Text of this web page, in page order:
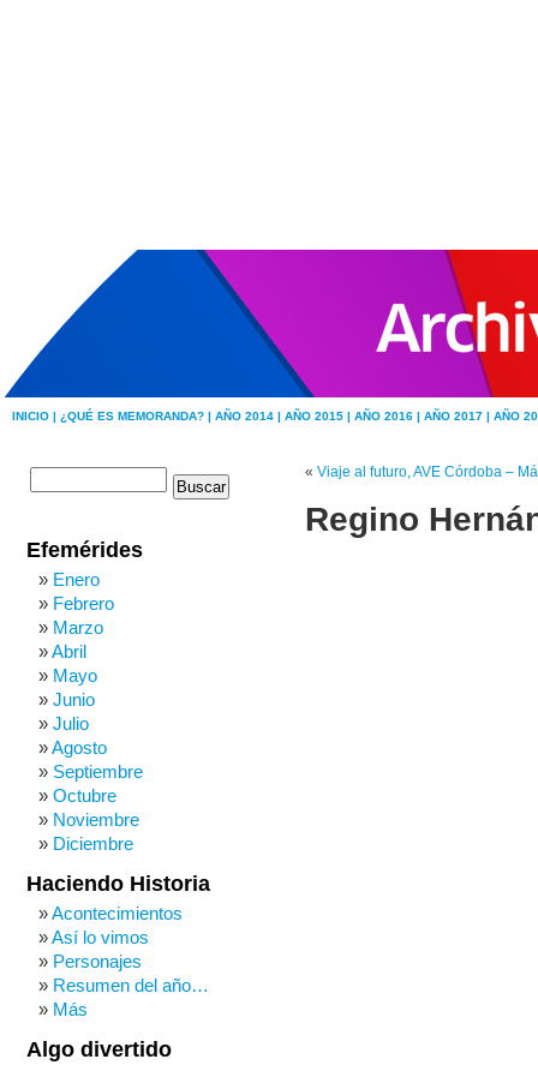
INICIO | ¿QUÉ ES MEMORANDA? | AÑO 2014 | AÑO 2015 | AÑO 2016 | AÑO 2017 | AÑO
« Viaje al futuro, AVE Córdoba –
Regino
Efemérides
Enero
Febrero
Marzo
Abril
Mayo
Junio
Julio
Agosto
Septiembre
Octubre
Noviembre
Diciembre
Haciendo Historia
Acontecimientos
Así lo vimos
Personajes
Resumen del año…
Más
Algo divertido